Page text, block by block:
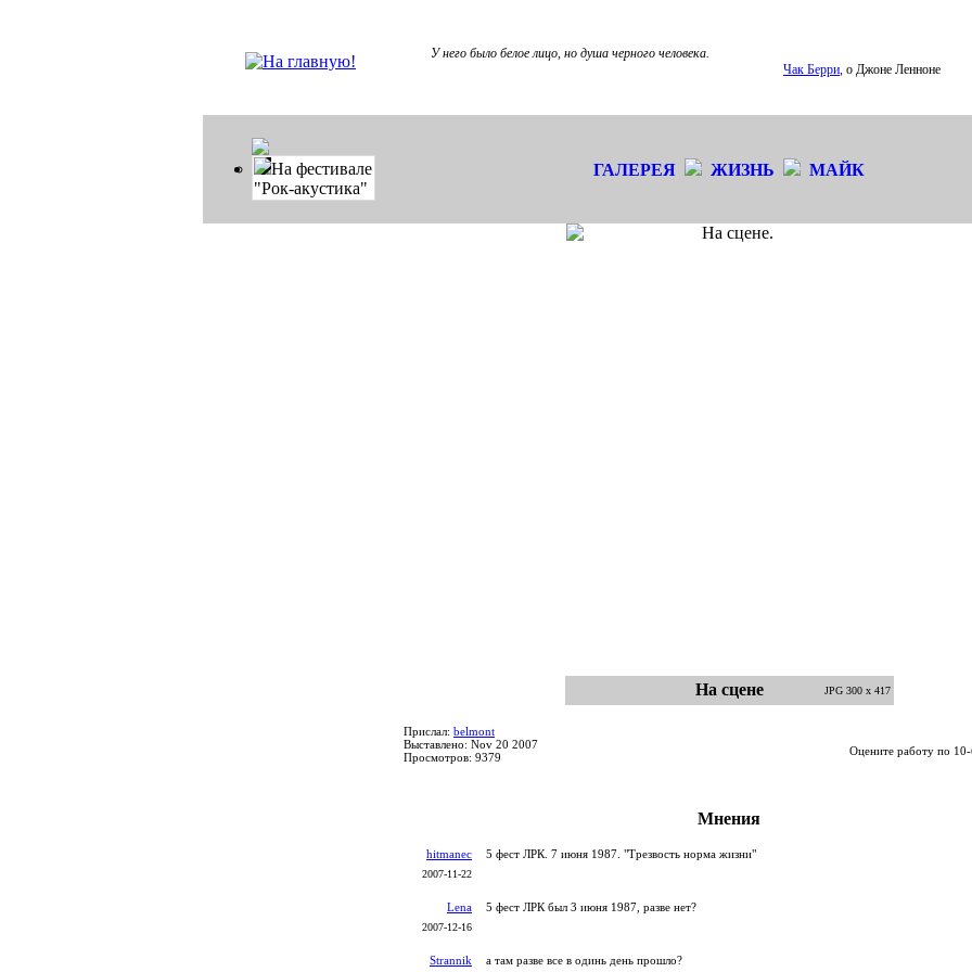
У него было белое лицо, но душа черного человека.
Чак Берри, о Джоне Ленноне
На фестивале
"Рок-акустика"
ГАЛЕРЕЯ ЖИЗНЬ МАЙК
На сцене JPG 300 x 417
Прислал: belmont
Выставлено: Nov 20 2007
Просмотров: 9379
Оцените работу по 10-
Мнения
hitmanec
2007-11-22
5 фест ЛРК. 7 июня 1987. "Трезвость норма жизни"
Lena
2007-12-16
5 фест ЛРК был 3 июня 1987, разве нет?
Strannik а там разве все в одинь день прошло?